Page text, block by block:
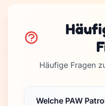
Häufige Fragen
Welche PAW